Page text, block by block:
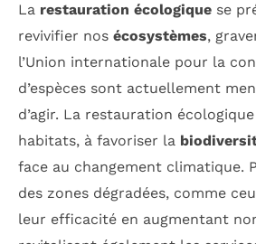
La restauration écologique se
revivifier nos écosystèmes,
l’Union internationale pour la
d’espèces sont actuellement
d’agir. La restauration
habitats, à favoriser la
face au changement climatique.
des zones dégradées, comme
leur efficacité en augmentant